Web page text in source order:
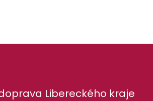
Libereckého kraje